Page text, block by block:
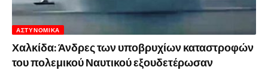
ΑΣΤΥΝΟΜΙΚΆ
Χαλκίδα: Άνδρες των υποβρυχίων καταστροφών
του πολεμικού Ναυτικού εξουδετέρωσαν